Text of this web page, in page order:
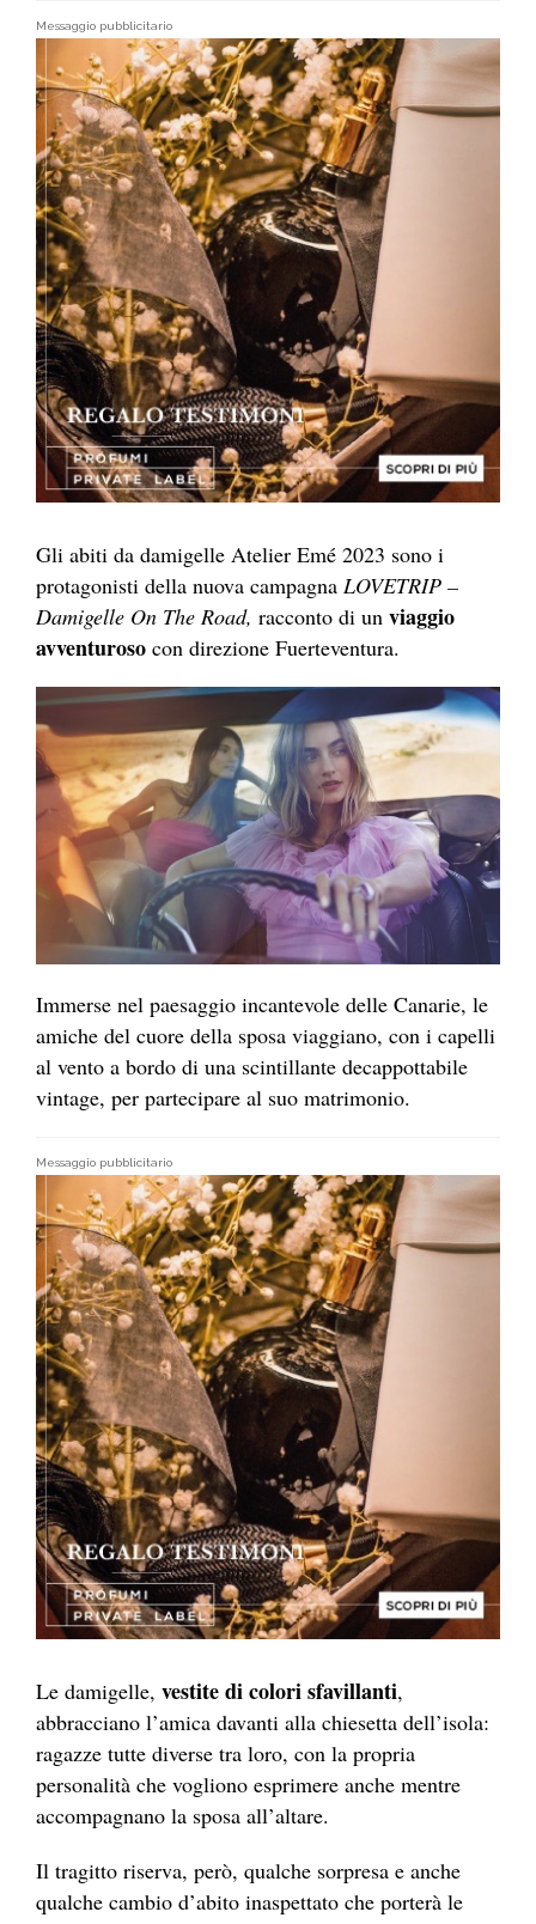
Messaggio pubblicitario
Gli abiti da damigelle Atelier Emé 2023 sono i
protagonisti della nuova campagna LOVETRIP –
Damigelle On The Road, racconto di un viaggio
avventuroso con direzione Fuerteventura.
Immerse nel paesaggio incantevole delle Canarie, le
amiche del cuore della sposa viaggiano, con i capelli
al vento a bordo di una scintillante decappottabile
vintage, per partecipare al suo matrimonio.
Messaggio pubblicitario
Le damigelle, vestite di colori sfavillanti,
abbracciano l’amica davanti alla chiesetta dell’isola:
ragazze tutte diverse tra loro, con la propria
personalità che vogliono esprimere anche mentre
accompagnano la sposa all’altare.
Il tragitto riserva, però, qualche sorpresa e anche
qualche cambio d’abito inaspettato che porterà le